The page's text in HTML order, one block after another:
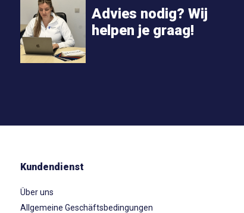
Advies nodig? Wij
helpen je graag!
Kundendienst
Über uns
Allgemeine Geschäftsbedingungen